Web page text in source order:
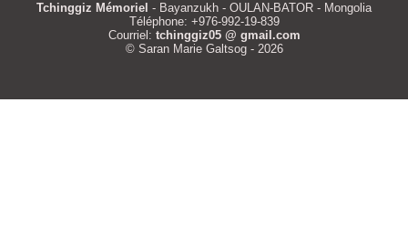
Tchinggiz Mémoriel - Bayanzukh - OULAN-BATOR - Mongolia
Téléphone: +976-992-19-839
Courriel: tchinggiz05 @ gmail.com
© Saran Marie Galtsog - 2026